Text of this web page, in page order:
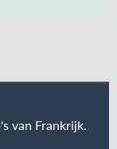
van Frankrijk.